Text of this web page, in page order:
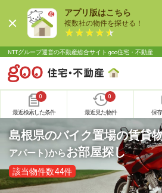
アプリ版はこちら
複数社の物件を探せる！
NTTグループ運営の不動産総合サイト goo住宅・不動産
0
最近検索した条件
0
最近見た物件 保
島根県のバイク置場の賃貸
アパート)からお部屋探し
該当物件数44件